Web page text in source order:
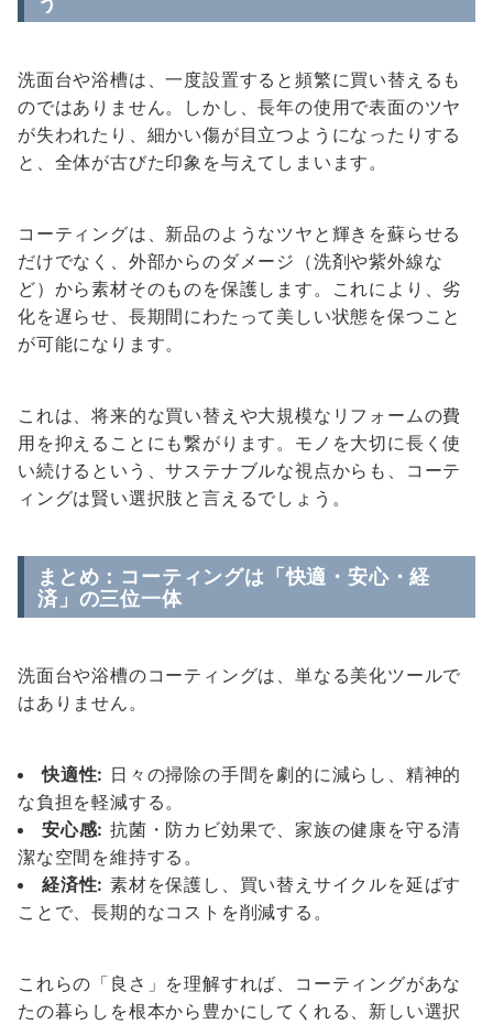
洗面台や浴槽は、一度設置すると頻繁に買い替えるも
のではありません。しかし、長年の使用で表面のツヤ
が失われたり、細かい傷が目立つようになったりする
と、全体が古びた印象を与えてしまいます。
コーティングは、新品のようなツヤと輝きを蘇らせる
だけでなく、外部からのダメージ（洗剤や紫外線な
ど）から素材そのものを保護します。これにより、劣
化を遅らせ、長期間にわたって美しい状態を保つこと
が可能になります。
これは、将来的な買い替えや大規模なリフォームの費
用を抑えることにも繋がります。モノを大切に長く使
い続けるという、サステナブルな視点からも、コーテ
ィングは賢い選択肢と言えるでしょう。
まとめ：コーティングは「快適・安心・経
済」の三位一体
洗面台や浴槽のコーティングは、単なる美化ツールで
はありません。
快適性: 日々の掃除の手間を劇的に減らし、精神的
な負担を軽減する。
安心感: 抗菌・防カビ効果で、家族の健康を守る清
潔な空間を維持する。
経済性: 素材を保護し、買い替えサイクルを延ばす
ことで、長期的なコストを削減する。
これらの「良さ」を理解すれば、コーティングがあな
たの暮らしを根本から豊かにしてくれる、新しい選択